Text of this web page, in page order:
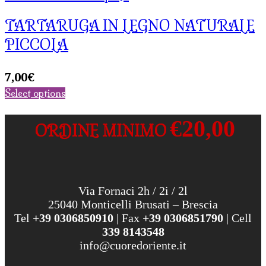
TARTARUGA IN LEGNO NATURALE
PICCOLA
7,00€
Select options
ORDINE MINIMO€20,00
Via Fornaci 2h / 2i / 2l
25040 Monticelli Brusati – Brescia
Tel +39 0306850910 | Fax +39 0306851790 | Cell
339 8143548
info@cuoredoriente.it